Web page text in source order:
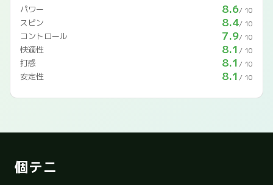
パワー 8.6/ 10
スピン 8.4/ 10
コントロール 7.9/ 10
快適性 8.1 / 10
打感 8.1 / 10
安定性 8.1 / 10
個テニ